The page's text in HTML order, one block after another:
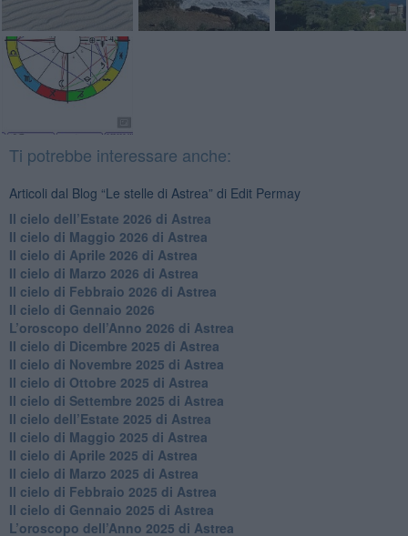
Ti potrebbe interessare anche:
Articoli dal Blog “Le stelle di Astrea” di Edit Permay
​Il cielo dell’Estate 2026 di Astrea
​Il cielo di Maggio 2026 di Astrea
​Il cielo di Aprile 2026 di Astrea
​Il cielo di Marzo 2026 di Astrea
​Il cielo di Febbraio 2026 di Astrea
Il cielo di Gennaio 2026
​L’oroscopo dell’Anno 2026 di Astrea
​Il cielo di Dicembre 2025 di Astrea
​Il cielo di Novembre 2025 di Astrea
​Il cielo di Ottobre 2025 di Astrea
Il cielo di Settembre 2025 di Astrea
Il cielo dell’Estate 2025 di Astrea
​Il cielo di Maggio 2025 di Astrea
​Il cielo di Aprile 2025 di Astrea
Il cielo di Marzo 2025 di Astrea
​Il cielo di Febbraio 2025 di Astrea
Il cielo di Gennaio 2025 di Astrea
​L’oroscopo dell’Anno 2025 di Astrea